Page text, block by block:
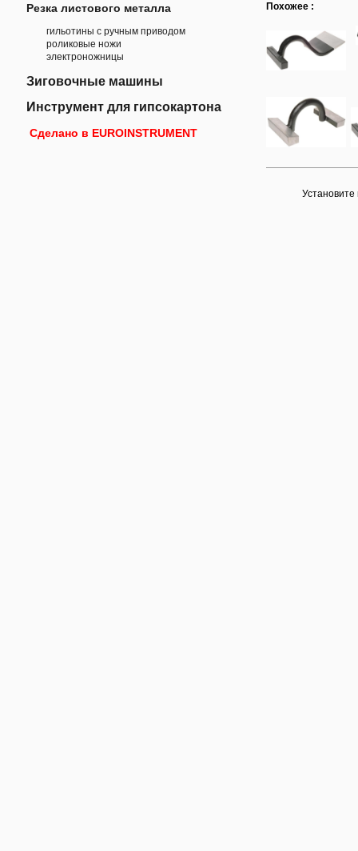
Резка листового металла
гильотины с ручным приводом
роликовые ножи
электроножницы
Зиговочные машины
Инструмент для гипсокартона
Сделано в EUROINSTRUMENT
Похожее :
Установите